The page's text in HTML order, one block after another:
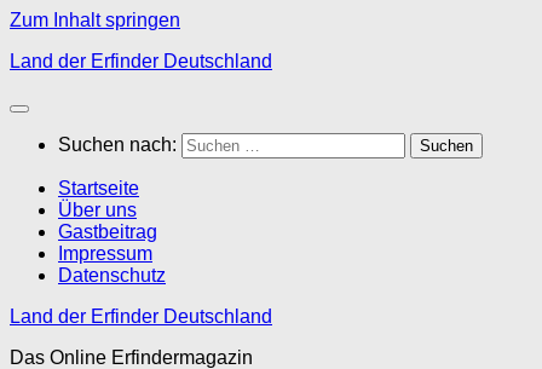
Zum Inhalt springen
Land der Erfinder Deutschland
Suchen nach:
Startseite
Über uns
Gastbeitrag
Impressum
Datenschutz
Land der Erfinder Deutschland
Das Online Erfindermagazin